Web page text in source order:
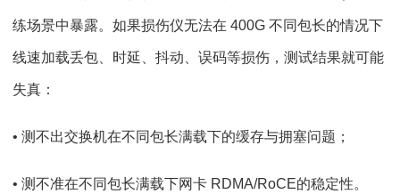
练场景中暴露。如果损伤仪无法在 400G 不同包长的情况下
线速加载丢包、时延、抖动、误码等损伤，测试结果就可能
失真：
• 测不出交换机在不同包长满载下的缓存与拥塞问题；
• 测不准在不同包长满载下网卡 RDMA/RoCE的稳定性。